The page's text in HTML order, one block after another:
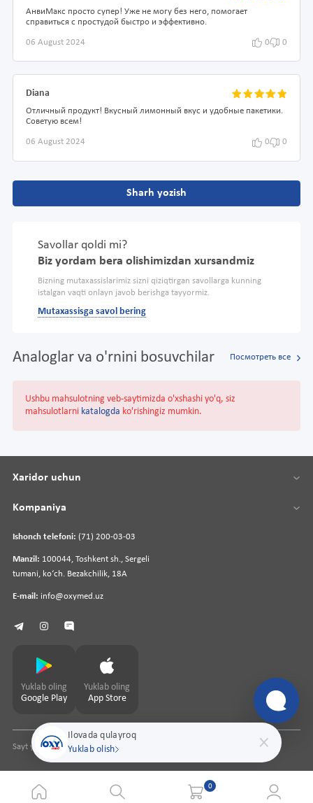
АнвиМакс просто супер! Уже не могу без него, помогает
справиться с простудой быстро и эффективно.
06 August 2024 0 0
Diana
Отличный продукт! Вкусный лимонный вкус и удобные пакетики.
Советую всем!
06 August 2024 0 0
Sharh yozish
Savollar qoldi mi?
Biz yordam bera olishimizdan xursandmiz
Bizning mutaxassislarimiz sizni qiziqtirgan savollarga kunning
istalgan vaqti onlayn javob berishga tayyormiz.
Mutaxassisga savol bering
Analoglar va o'rnini bosuvchilar Посмотреть все
Ushbu mahsulotning veb-saytimizda o'xshashi yo'q, siz
mahsulotlarni katalogda ko'rishingiz mumkin.
Ilovada qulayroq
Yuklab olish
Ishonch telefoni: (71) 200-03-03
Manzil: 100044, Toshkent sh., Sergeli
tumani, koʻch. Bezakchilik, 18A
E-mail: info@oxymed.uz
Xaridor uchun
Kompaniya
Yuklab oling
Google Play
Yuklab oling
App Store
Sayt yaratuvchipharmit.uz
0